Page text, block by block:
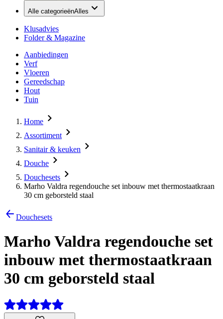
Alle categorieënAlles
Klusadvies
Folder & Magazine
Aanbiedingen
Verf
Vloeren
Gereedschap
Hout
Tuin
Home
Assortiment
Sanitair & keuken
Douche
Douchesets
Marho Valdra regendouche set inbouw met thermostaatkraan
30 cm geborsteld staal
Douchesets
Marho Valdra regendouche set
inbouw met thermostaatkraan
30 cm geborsteld staal